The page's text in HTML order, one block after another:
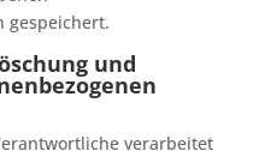
gespeichert.
und
verarbeitet